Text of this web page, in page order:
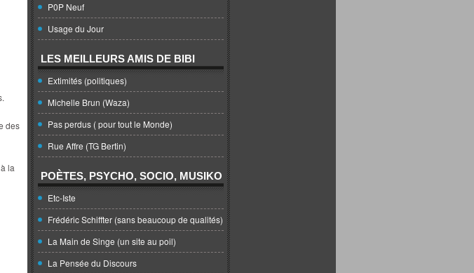
des
la
P0P Neuf
Usage du Jour
LES MEILLEURS AMIS DE BIBI
Extimités (politiques)
Michelle Brun (Waza)
Pas perdus ( pour tout le Monde)
Rue Affre (TG Bertin)
POÈTES, PSYCHO, SOCIO, MUSIKO
Etc-Iste
Frédéric Schiffter (sans beaucoup de qualités)
La Main de Singe (un site au poil)
La Pensée du Discours